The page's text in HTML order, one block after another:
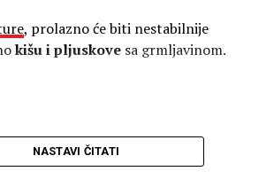
toplote nalazi se ispod površine okeana.
metara zabilježeno je područje u kojem
dijelu tropskog Pacifika i izbija prema
pojačava El Ninjo.
, prolazno će biti nestabilnije
kišu i pljuskovesa grmljavinom.
NASTAVI ČITATI